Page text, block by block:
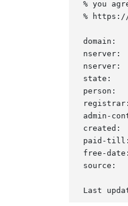
% you
%
domain:
nserver:
nserver:
state:
person:
registrar:
admin-
created:
paid-till:
free-
source:
Last